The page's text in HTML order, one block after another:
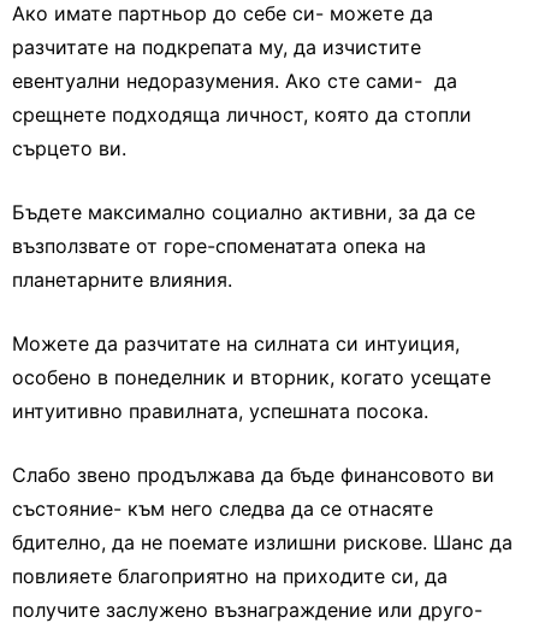
Ако имате партньор до себе си- можете да
разчитате на подкрепата му, да изчистите
евентуални недоразумения. Ако сте сами- да
срещнете подходяща личност, която да стопли
сърцето ви.
Бъдете максимално социално активни, за да се
възползвате от горе-споменатата опека на
планетарните влияния.
Можете да разчитате на силната си интуиция,
особено в понеделник и вторник, когато усещате
интуитивно правилната, успешната посока.
Слабо звено продължава да бъде финансовото ви
състояние- към него следва да се отнасяте
бдително, да не поемате излишни рискове. Шанс да
повлияете благоприятно на приходите си, да
получите заслужено възнаграждение или друго-